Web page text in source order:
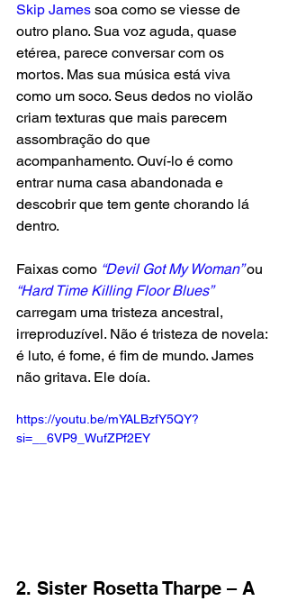
Skip James soa como se viesse de
outro plano. Sua voz aguda, quase
etérea, parece conversar com os
mortos. Mas sua música está viva
como um soco. Seus dedos no violão
criam texturas que mais parecem
assombração do que
acompanhamento. Ouví-lo é como
entrar numa casa abandonada e
descobrir que tem gente chorando lá
dentro.
Faixas como “Devil Got My Woman” ou
“Hard Time Killing Floor Blues”
carregam uma tristeza ancestral,
irreproduzível. Não é tristeza de novela:
é luto, é fome, é fim de mundo. James
não gritava. Ele doía.
https://youtu.be/mYALBzfY5QY?
si=__6VP9_WufZPf2EY
2. Sister Rosetta Tharpe – A